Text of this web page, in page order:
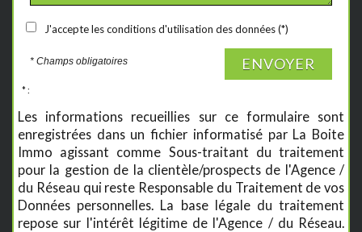
J'accepte les conditions d'utilisation des données (*)
* Champs obligatoires ENVOYER
* :
Les informations recueillies sur ce formulaire sont
enregistrées dans un fichier informatisé par La Boite
Immo agissant comme Sous-traitant du traitement
pour la gestion de la clientèle/prospects de l'Agence /
du Réseau qui reste Responsable du Traitement de vos
Données personnelles. La base légale du traitement
repose sur l'intérêt légitime de l'Agence / du Réseau.